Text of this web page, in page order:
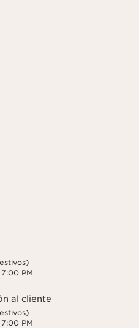
PM
al cliente
PM